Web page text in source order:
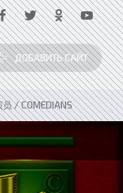
ДОБАВИТЬ САЙТ
/ COMEDIANS